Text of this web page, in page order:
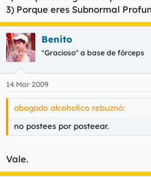
3) Porque eres Subnormal
Benito
"Gracioso" a base de fórceps
14 Mar 2009
abogado alcoholico rebuznó:
no postees por posteear.
Vale.